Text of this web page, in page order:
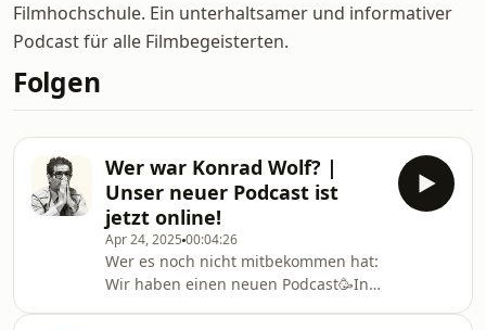
Filmhochschule. Ein unterhaltsamer und informativer
Podcast für alle Filmbegeisterten.
Folgen
Wer war Konrad Wolf? |
Unser neuer Podcast ist
jetzt online!
Apr 24, 2025 00:04:26
Wer es noch nicht mitbekommen hat:
Wir haben einen neuen Podcast🥳In